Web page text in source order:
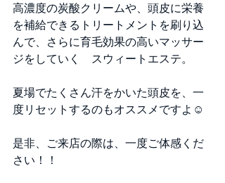
高濃度の炭酸クリームや、頭皮に栄養
を補給できるトリートメントを刷り込
んで、さらに育毛効果の高いマッサー
ジをしていく　スウィートエステ。
夏場でたくさん汗をかいた頭皮を、一
度リセットするのもオススメですよ☺️
是非、ご来店の際は、一度ご体感くだ
さい！！